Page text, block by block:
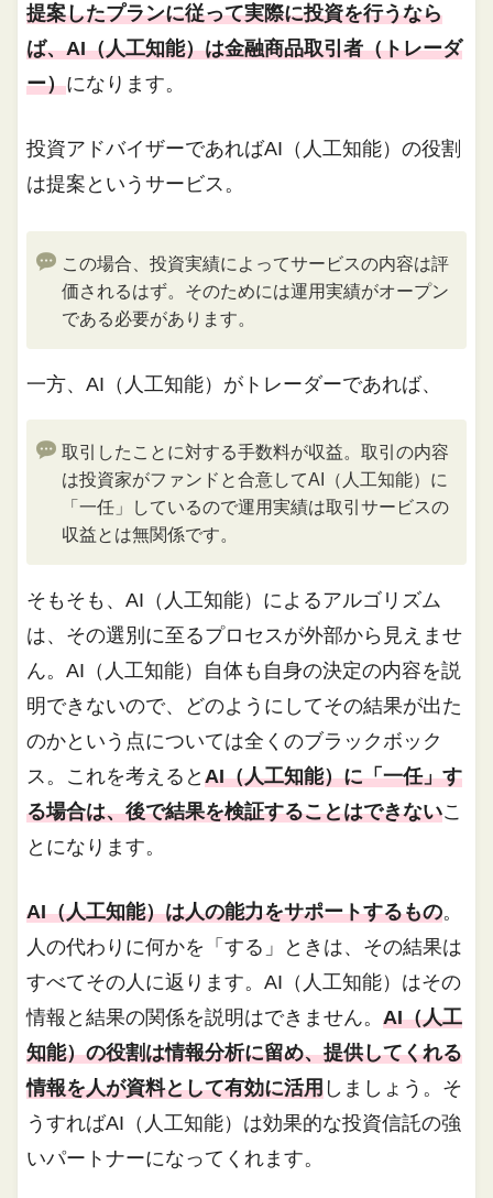
提案したプランに従って実際に投資を行うなら
ば、AI（人工知能）は金融商品取引者（トレーダ
ー）になります。
投資アドバイザーであればAI（人工知能）の役割
は提案というサービス。
この場合、投資実績によってサービスの内容は評
価されるはず。そのためには運用実績がオープン
である必要があります。
一方、AI（人工知能）がトレーダーであれば、
取引したことに対する手数料が収益。取引の内容
は投資家がファンドと合意してAI（人工知能）に
「一任」しているので運用実績は取引サービスの
収益とは無関係です。
そもそも、AI（人工知能）によるアルゴリズム
は、その選別に至るプロセスが外部から見えませ
ん。AI（人工知能）自体も自身の決定の内容を説
明できないので、どのようにしてその結果が出た
のかという点については全くのブラックボック
ス。これを考えるとAI（人工知能）に「一任」す
る場合は、後で結果を検証することはできないこ
とになります。
AI（人工知能）は人の能力をサポートするもの。
人の代わりに何かを「する」ときは、その結果は
すべてその人に返ります。AI（人工知能）はその
情報と結果の関係を説明はできません。AI（人工
知能）の役割は情報分析に留め、提供してくれる
情報を人が資料として有効に活用 しましょう。そ
うすればAI（人工知能）は効果的な投資信託の強
いパートナーになってくれます。